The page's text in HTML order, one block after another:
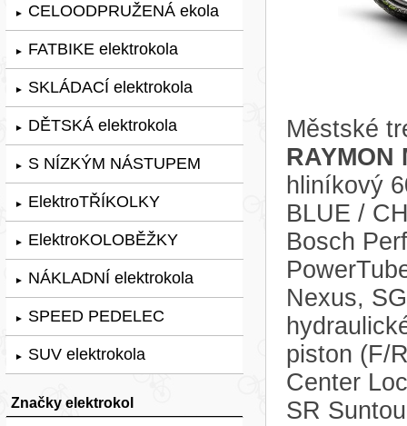
► CELOODPRUŽENÁ ekola
► FATBIKE elektrokola
► SKLÁDACÍ elektrokola
► DĚTSKÁ elektrokola
► S NÍZKÝM NÁSTUPEM
► ElektroTŘÍKOLKY
► ElektroKOLOBĚŽKY
► NÁKLADNÍ elektrokola
► SPEED PEDELEC
► SUV elektrokola
Značky elektrokol
Městské
RAYMON
hliníkový
BLUE /
Bosch
Nexus,
piston (F/
Center
SR